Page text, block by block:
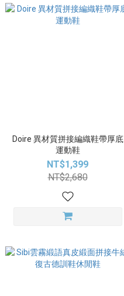
Doire 異材質拼接編織鞋帶厚底
運動鞋
NT$1,399
NT$2,680